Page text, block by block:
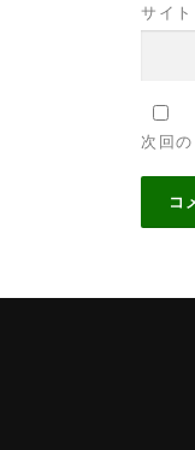
サイト
次回